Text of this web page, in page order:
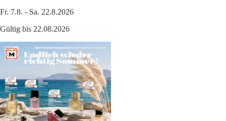
Fr. 7.8. - Sa. 22.8.2026
Gültig bis 22.08.2026